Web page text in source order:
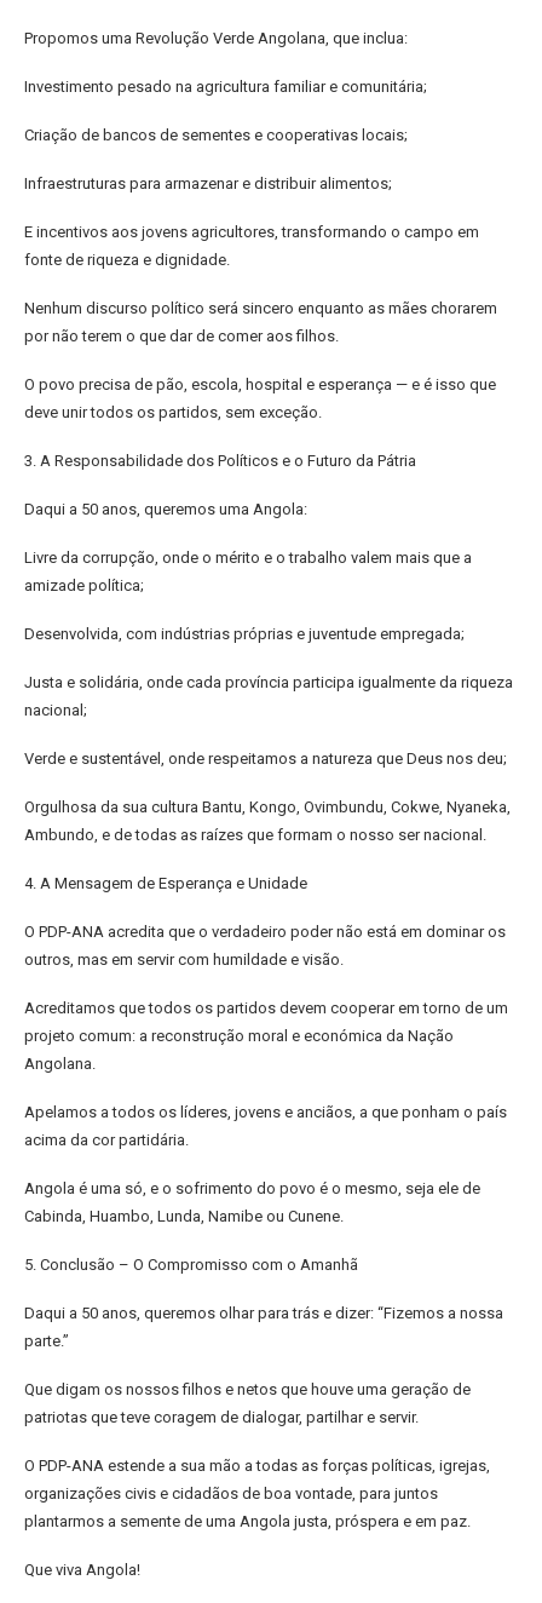
Propomos uma Revolução Verde Angolana, que inclua:
Investimento pesado na agricultura familiar e comunitária;
Criação de bancos de sementes e cooperativas locais;
Infraestruturas para armazenar e distribuir alimentos;
E incentivos aos jovens agricultores, transformando o campo em
fonte de riqueza e dignidade.
Nenhum discurso político será sincero enquanto as mães chorarem
por não terem o que dar de comer aos filhos.
O povo precisa de pão, escola, hospital e esperança — e é isso que
deve unir todos os partidos, sem exceção.
3. A Responsabilidade dos Políticos e o Futuro da Pátria
Daqui a 50 anos, queremos uma Angola:
Livre da corrupção, onde o mérito e o trabalho valem mais que a
amizade política;
Desenvolvida, com indústrias próprias e juventude empregada;
Justa e solidária, onde cada província participa igualmente da riqueza
nacional;
Verde e sustentável, onde respeitamos a natureza que Deus nos deu;
Orgulhosa da sua cultura Bantu, Kongo, Ovimbundu, Cokwe, Nyaneka,
Ambundo, e de todas as raízes que formam o nosso ser nacional.
4. A Mensagem de Esperança e Unidade
O PDP-ANA acredita que o verdadeiro poder não está em dominar os
outros, mas em servir com humildade e visão.
Acreditamos que todos os partidos devem cooperar em torno de um
projeto comum: a reconstrução moral e económica da Nação
Angolana.
Apelamos a todos os líderes, jovens e anciãos, a que ponham o país
acima da cor partidária.
Angola é uma só, e o sofrimento do povo é o mesmo, seja ele de
Cabinda, Huambo, Lunda, Namibe ou Cunene.
5. Conclusão – O Compromisso com o Amanhã
Daqui a 50 anos, queremos olhar para trás e dizer: “Fizemos a nossa
parte.”
Que digam os nossos filhos e netos que houve uma geração de
patriotas que teve coragem de dialogar, partilhar e servir.
O PDP-ANA estende a sua mão a todas as forças políticas, igrejas,
organizações civis e cidadãos de boa vontade, para juntos
plantarmos a semente de uma Angola justa, próspera e em paz.
Que viva Angola!